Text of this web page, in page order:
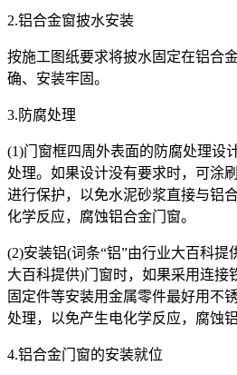
2.铝合金窗披水安装
按施工图纸要求将披水固定在铝合
确、安装牢固。
3.防腐处理
(1)门窗框四周外表面的防腐处理设
处理。如果设计没有要求时，可涂
进行保护，以免水泥砂浆直接与铝
化学反应，腐蚀铝合金门窗。
(2)安装铝(词条“铝”由行业大百科提
大百科提供)门窗时，如果采用连接
固定件等安装用金属零件最好用不
处理，以免产生电化学反应，腐蚀
4.铝合金门窗的安装就位